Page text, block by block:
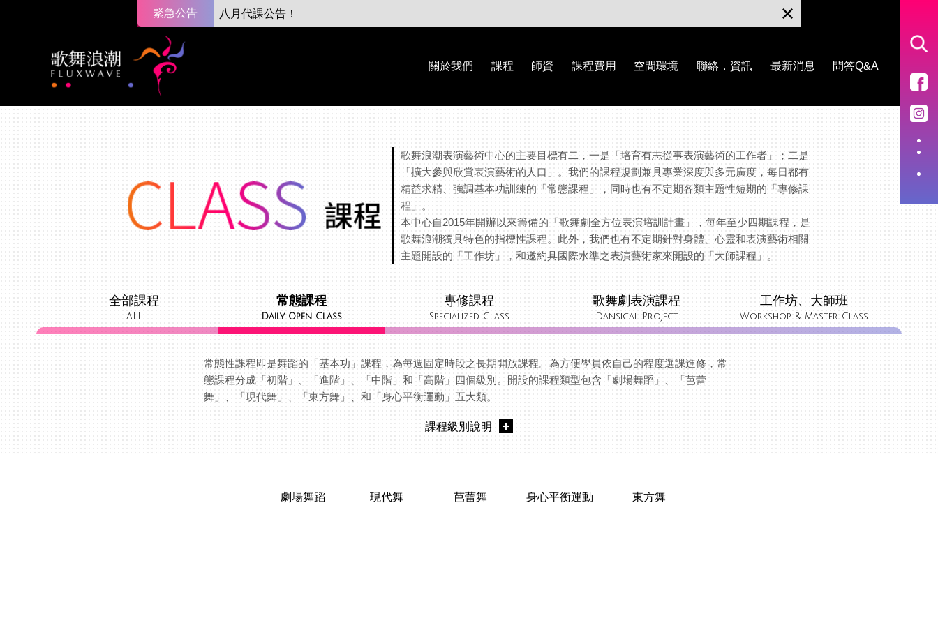
緊急公告 八月代課公告！
關於我們 課程 師資 課程費用 空間環境 聯絡．資訊 最新消息 問答Q&A
歌舞浪潮表演藝術中心的主要目標有二，一是「培育有志從事表演藝術的工作者」；二是
「擴大參與欣賞表演藝術的人口」。我們的課程規劃兼具專業深度與多元廣度，每日都有
精益求精、強調基本功訓練的「常態課程」，同時也有不定期各類主題性短期的「專修課
程」。
本中心自2015年開辦以來籌備的「歌舞劇全方位表演培訓計畫」，每年至少四期課程，是
歌舞浪潮獨具特色的指標性課程。此外，我們也有不定期針對身體、心靈和表演藝術相關
主題開設的「工作坊」，和邀約具國際水準之表演藝術家來開設的「大師課程」。
全部課程
ALL
常態課程
Daily Open Class
專修課程
Specialized Class
歌舞劇表演課程
Dansical Project
工作坊、大師班
Workshop & Master Class
常態性課程即是舞蹈的「基本功」課程，為每週固定時段之長期開放課程。為方便學員依自己的程度選課進修，常
態課程分成「初階」、「進階」、「中階」和「高階」四個級別。開設的課程類型包含「劇場舞蹈」、「芭蕾
舞」、「現代舞」、「東方舞」、和「身心平衡運動」五大類。
課程級別說明
劇場舞蹈 現代舞 芭蕾舞 身心平衡運動 東方舞